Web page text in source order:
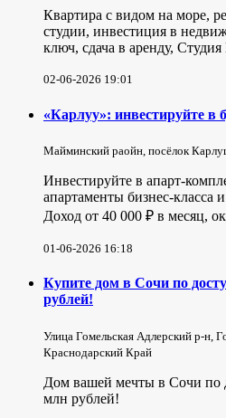
Квартира с видом на море,
студии, инвестиция в
ключ, сдача в аренду,
02-06-2026 19:01
«Карлуу»: инвестируйте в
Майминский раойн, посёлок
Инвестируйте в апарт-
апартаменты бизнес-класса
Доход от 40 000 ₽ в месяц,
01-06-2026 16:18
Купите дом в Сочи по
рублей!
Улица Гомельская Адлерский р-н,
Краснодарский Край
Дом вашей мечты в Сочи по
млн рублей!